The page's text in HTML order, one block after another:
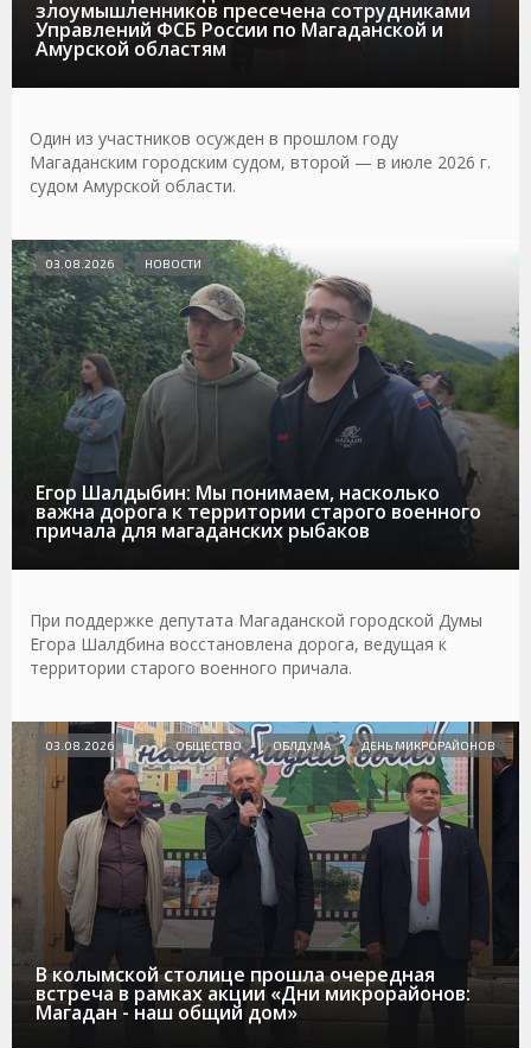
злоумышленников пресечена сотрудниками
Управлений ФСБ России по Магаданской и
Амурской областям
Один из участников осужден в прошлом году
Магаданским городским судом, второй — в июле 2026 г.
судом Амурской области.
Егор Шалдыбин: Мы понимаем, насколько
важна дорога к территории старого военного
причала для магаданских рыбаков
03.08.2026 НОВОСТИ
При поддержке депутата Магаданской городской Думы
Егора Шалдбина восстановлена дорога, ведущая к
территории старого военного причала.
В колымской столице прошла очередная
встреча в рамках акции «Дни микрорайонов:
Магадан - наш общий дом»
03.08.2026 ОБЩЕСТВО ОБЛДУМА ДЕНЬ МИКРОРАЙОНОВ